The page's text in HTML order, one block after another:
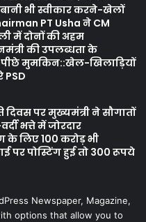
भी स्वीकार करने-खेलों
PT Usha ने CM
में दोनों की अहम
की उपलब्धता के
मुमकिन::खेल-खिलाड़ियों
PSD
दिवस पर मुख्यमंत्री ने सौगातों
भत्ते में जोरदार
के लिए 100 करोड़ भी
पर पोस्टिंग हुई तो 300 रूपये
Newspaper, Magazine,
options that allow you to